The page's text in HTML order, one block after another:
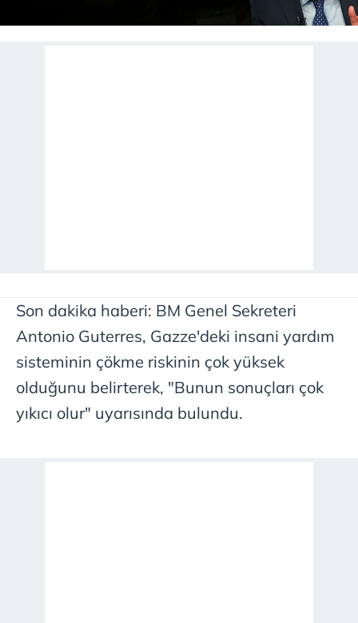
Son dakika haberi: BM Genel Sekreteri
Antonio Guterres, Gazze'deki insani yardım
sisteminin çökme riskinin çok yüksek
olduğunu belirterek, "Bunun sonuçları çok
yıkıcı olur" uyarısında bulundu.